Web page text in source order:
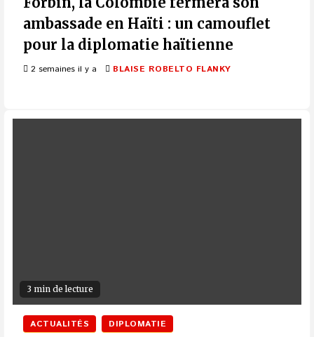
ambassade en Haïti : un camouflet
pour la diplomatie haïtienne
2 semaines il y a BLAISE ROBELTO FLANKY
3 min de lecture
ACTUALITÉS DIPLOMATIE